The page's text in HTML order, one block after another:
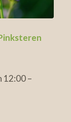
12:00 –